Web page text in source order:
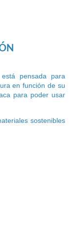
pensada para
en función de su
para poder usar
sostenibles